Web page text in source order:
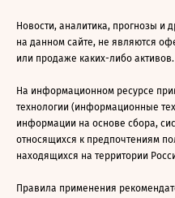
Новости, аналитика, прогнозы и
на данном сайте, не являются
или продаже каких-либо активов.
На информационном ресурсе
технологии (информационные
информации на основе сбора,
относящихся к предпочтениям
находящихся на территории
Правила применения